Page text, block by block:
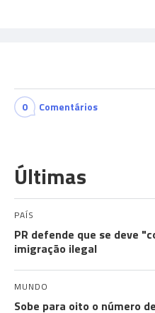
0 Comentários
Últimas
PAÍS
PR defende que se deve
imigração ilegal
MUNDO
Sobe para oito o número